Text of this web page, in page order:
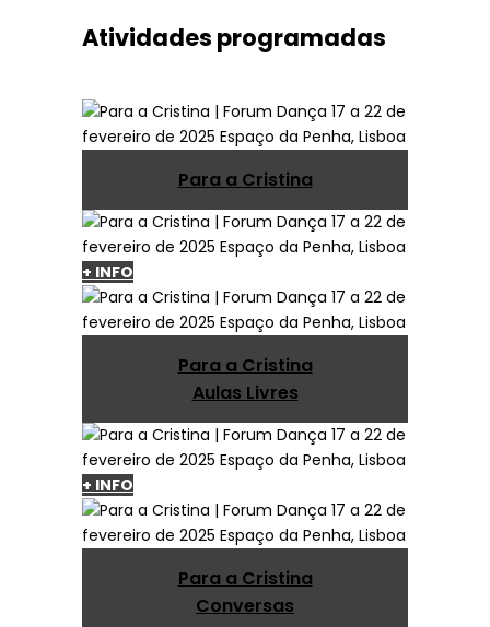
Atividades programadas
Para a Cristina
+ INFO
Para a Cristina
Aulas Livres
+ INFO
Para a Cristina
Conversas